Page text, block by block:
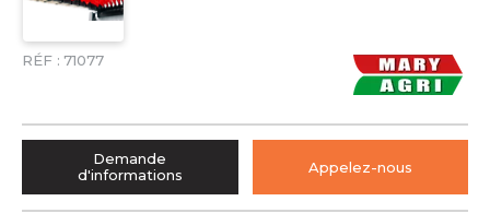
RÉF : 71077
Demande
d'informations
Appelez-nous